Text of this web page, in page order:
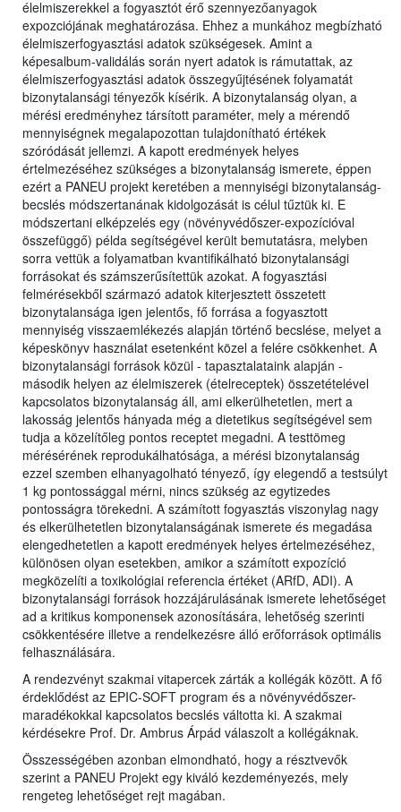
élelmiszerekkel a fogyasztót érő szennyezőanyagok
expozciójának meghatározása. Ehhez a munkához megbízható
élelmiszerfogyasztási adatok szükségesek. Amint a
képesalbum-validálás során nyert adatok is rámutattak, az
élelmiszerfogyasztási adatok összegyűjtésének folyamatát
bizonytalansági tényezők kísérik. A bizonytalanság olyan, a
mérési eredményhez társított paraméter, mely a mérendő
mennyiségnek megalapozottan tulajdonítható értékek
szóródását jellemzi. A kapott eredmények helyes
értelmezéséhez szükséges a bizonytalanság ismerete, éppen
ezért a PANEU projekt keretében a mennyiségi bizonytalanság-
becslés módszertanának kidolgozását is célul tűztük ki. E
módszertani elképzelés egy (növényvédőszer-expozícióval
összefüggő) példa segítségével került bemutatásra, melyben
sorra vettük a folyamatban kvantifikálható bizonytalansági
forrásokat és számszerűsítettük azokat. A fogyasztási
felmérésekből származó adatok kiterjesztett összetett
bizonytalansága igen jelentős, fő forrása a fogyasztott
mennyiség visszaemlékezés alapján történő becslése, melyet a
képeskönyv használat esetenként közel a felére csökkenhet. A
bizonytalansági források közül - tapasztalataink alapján -
második helyen az élelmiszerek (ételreceptek) összetételével
kapcsolatos bizonytalanság áll, ami elkerülhetetlen, mert a
lakosság jelentős hányada még a dietetikus segítségével sem
tudja a közelítőleg pontos receptet megadni. A testtömeg
mérésérének reprodukálhatósága, a mérési bizonytalanság
ezzel szemben elhanyagolható tényező, így elegendő a testsúlyt
1 kg pontossággal mérni, nincs szükség az egytizedes
pontosságra törekedni. A számított fogyasztás viszonylag nagy
és elkerülhetetlen bizonytalanságának ismerete és megadása
elengedhetetlen a kapott eredmények helyes értelmezéséhez,
különösen olyan esetekben, amikor a számított expozíció
megközelíti a toxikológiai referencia értéket (ARfD, ADI). A
bizonytalansági források hozzájárulásának ismerete lehetőséget
ad a kritikus komponensek azonosítására, lehetőség szerinti
csökkentésére illetve a rendelkezésre álló erőforrások optimális
felhasználására.
A rendezvényt szakmai vitapercek zárták a kollégák között. A fő
érdeklődést az EPIC-SOFT program és a növényvédőszer-
maradékokkal kapcsolatos becslés váltotta ki. A szakmai
kérdésekre Prof. Dr. Ambrus Árpád válaszolt a kollégáknak.
Összességében azonban elmondható, hogy a résztvevők
szerint a PANEU Projekt egy kiváló kezdeményezés, mely
rengeteg lehetőséget rejt magában.